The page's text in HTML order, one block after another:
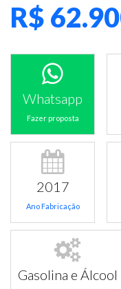
R$
Whatsapp
Fazer proposta
2017
Ano Fabricação
Gasolina e Álcool